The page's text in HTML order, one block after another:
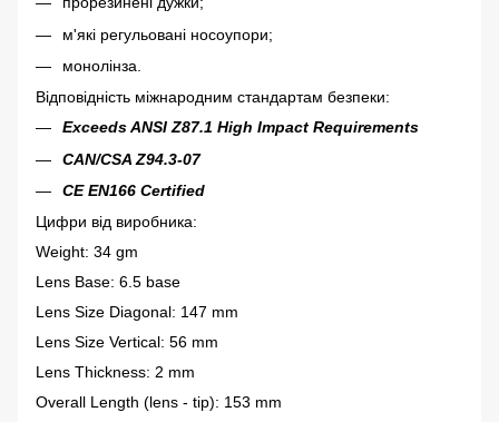
м'які регульовані носоупори;
монолінза.
Відповідність міжнародним стандартам безпеки:
Exceeds ANSI Z87.1 High Impact Requirements
CAN/CSA Z94.3-07
CE EN166 Certified
Цифри від виробника:
Weight: 34 gm
Lens Base: 6.5 base
Lens Size Diagonal: 147 mm
Lens Size Vertical: 56 mm
Lens Thickness: 2 mm
Overall Length (lens - tip): 153 mm